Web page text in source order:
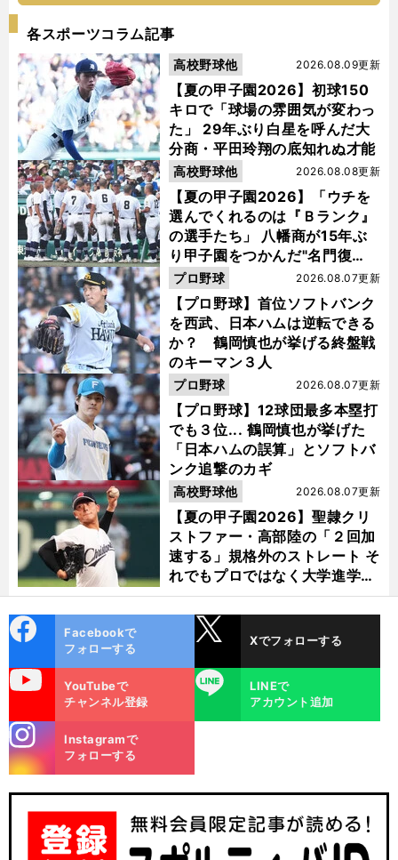
各スポーツコラム記事
【夏の甲子園2026】初球150
キロで「球場の雰囲気が変わっ
た」 29年ぶり白星を呼んだ大
分商・平田玲翔の底知れぬ才能
2026.08.09更新
高校野球他
【夏の甲子園2026】「ウチを
選んでくれるのは『Ｂランク』
の選手たち」 八幡商が15年ぶ
り甲子園をつかんだ"名門復
活"の舞台裏
2026.08.08更新
高校野球他
【プロ野球】首位ソフトバンク
を西武、日本ハムは逆転できる
か？ 鶴岡慎也が挙げる終盤戦
のキーマン３人
2026.08.07更新
プロ野球
【プロ野球】12球団最多本塁打
でも３位... 鶴岡慎也が挙げた
「日本ハムの誤算」とソフトバ
ンク追撃のカギ
2026.08.07更新
プロ野球
【夏の甲子園2026】聖隷クリ
ストファー・高部陸の「２回加
速する」規格外のストレート そ
れでもプロではなく大学進学を
選ぶ理由
2026.08.07更新
高校野球他
ok
Facebookで
フォローする
Xでフォローする
YouTubeで
チャンネル登録
LINE
LINEで
アカウント追加
m
Instagramで
フォローする